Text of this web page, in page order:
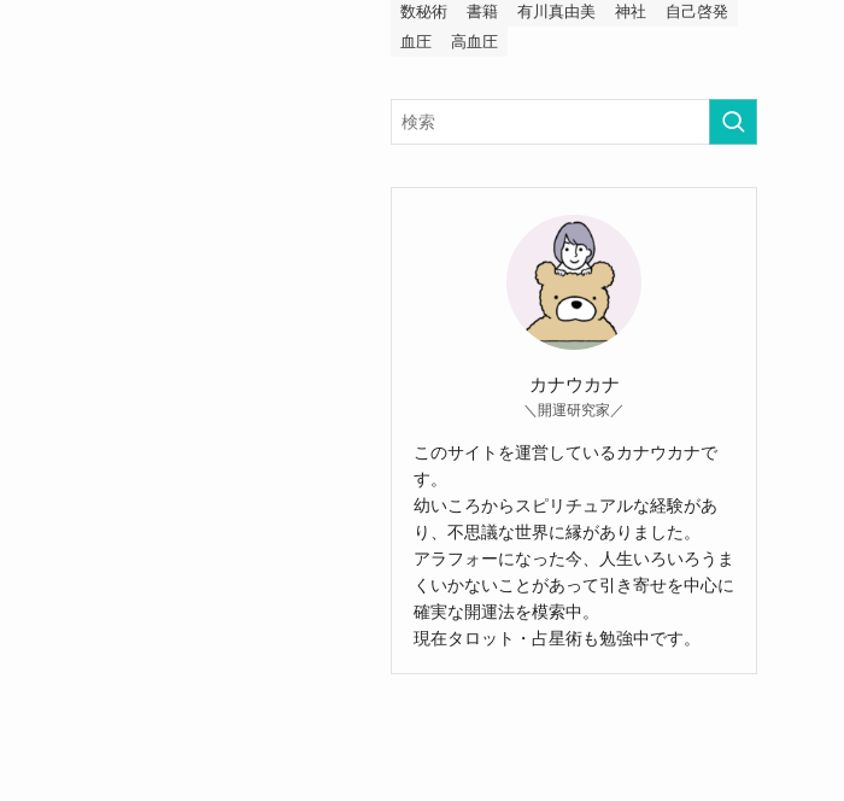
数秘術
書籍 有川真由美 神社
自己啓発
血圧
高血圧
カナウカナ
＼開運研究家／
このサイトを運営しているカナウカナで
す。
幼いころからスピリチュアルな経験があ
り、不思議な世界に縁がありました。
アラフォーになった今、人生いろいろうま
くいかないことがあって引き寄せを中心に
確実な開運法を模索中。
現在タロット・占星術も勉強中です。